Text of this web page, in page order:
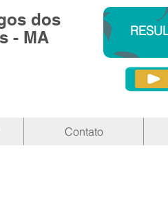
dos
- MA
Contato